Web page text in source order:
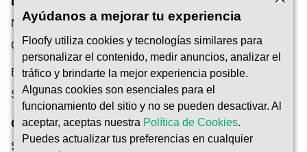
Nuestro Blog
Centro de ayuda
Encuentra un cuidador de mascotas
Ser Pet Carer
Confianza y Seguridad
Seguridad
Ayúdanos a mejorar tu experiencia
Floofy utiliza cookies y tecnologías similares para
personalizar el contenido, medir anuncios, analizar el
tráfico y brindarte la mejor experiencia posible.
Algunas cookies son esenciales para el
funcionamiento del sitio y no se pueden desactivar. Al
aceptar, aceptas nuestra Política de Cookies.
Puedes actualizar tus preferencias en cualquier